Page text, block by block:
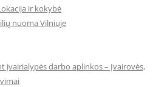
ir kokybė
nuoma Vilniuje
įvairialypės darbo aplinkos – Įvairovės,